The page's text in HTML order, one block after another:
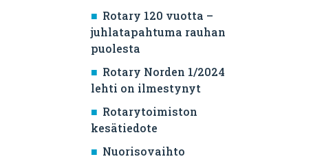
Rotary 120 vuotta –
juhlatapahtuma rauhan
puolesta
Rotary Norden 1/2024
lehti on ilmestynyt
Rotarytoimiston
kesätiedote
Nuorisovaihto